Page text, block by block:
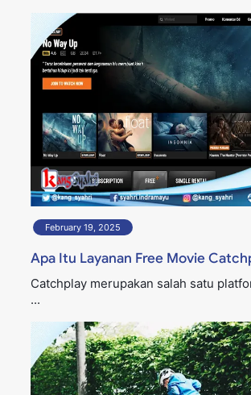
February 19, 2025
Apa Itu Layanan Free Movie
Catchplay merupakan salah satu
...